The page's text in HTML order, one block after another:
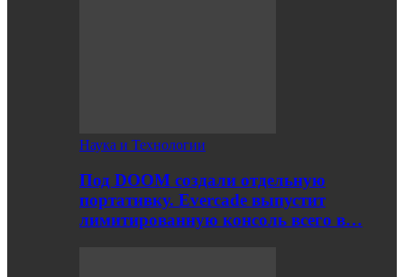
Наука и Технологии
Под DOOM создали отдельную
портативку. Evercade выпустит
лимитированную консоль всего в…